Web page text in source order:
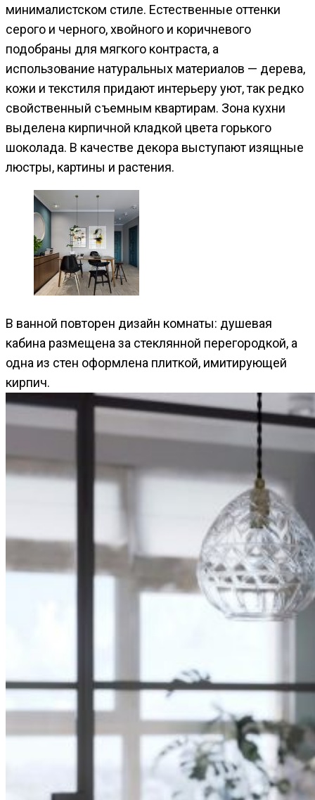
минималистском стиле. Естественные оттенки
серого и черного, хвойного и коричневого
подобраны для мягкого контраста, а
использование натуральных материалов — дерева,
кожи и текстиля придают интерьеру уют, так редко
свойственный съемным квартирам. Зона кухни
выделена кирпичной кладкой цвета горького
шоколада. В качестве декора выступают изящные
люстры, картины и растения.
В ванной повторен дизайн комнаты: душевая
кабина размещена за стеклянной перегородкой, а
одна из стен оформлена плиткой, имитирующей
кирпич.